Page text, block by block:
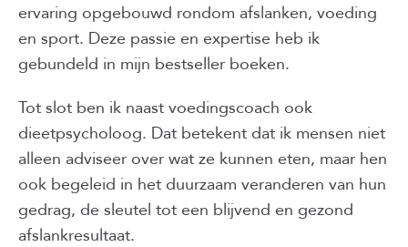
ervaring opgebouwd rondom afslanken, voeding
en sport. Deze passie en expertise heb ik
gebundeld in mijn bestseller boeken.
Tot slot ben ik naast voedingscoach ook
dieetpsycholoog. Dat betekent dat ik mensen niet
alleen adviseer over wat ze kunnen eten, maar hen
ook begeleid in het duurzaam veranderen van hun
gedrag, de sleutel tot een blijvend en gezond
afslankresultaat.